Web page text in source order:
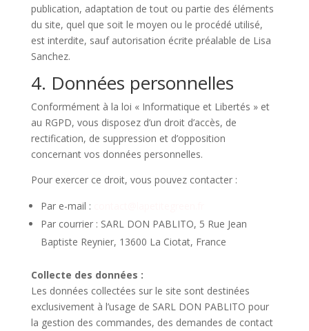
publication, adaptation de tout ou partie des éléments
du site, quel que soit le moyen ou le procédé utilisé,
est interdite, sauf autorisation écrite préalable de Lisa
Sanchez.
4. Données personnelles
Conformément à la loi « Informatique et Libertés » et
au RGPD, vous disposez d’un droit d’accès, de
rectification, de suppression et d’opposition
concernant vos données personnelles.
Pour exercer ce droit, vous pouvez contacter :
Par e-mail :
Par courrier : SARL DON PABLITO, 5 Rue Jean
Baptiste Reynier, 13600 La Ciotat, France
Collecte des données :
Les données collectées sur le site sont destinées
exclusivement à l’usage de SARL DON PABLITO pour
la gestion des commandes, des demandes de contact